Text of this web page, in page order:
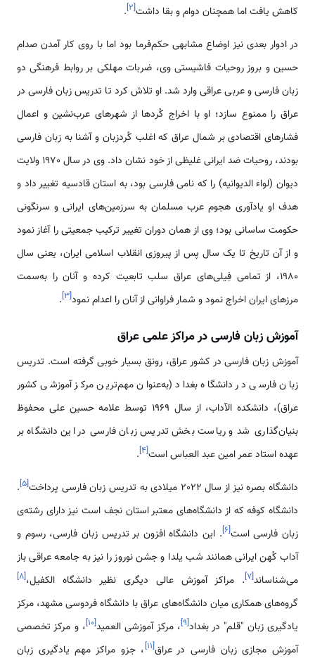
کاهش یافت اما همچنان دوام و بقا داشت[۲]
.
در ادوار بعدی نیز اوضاع مشابهی حکم‌فرما بود اما با روی کار آمدن صدام
حسین و بروز روحیات فاشیستی وی، ضربات مهلکی بر روابط فرهنگی دو
زبان فارسی و عربی عراقی وارد شد. او تلاش کرد تا تدریس زبان فارسی در
عراق را ممنوع سازد؛ او با اخراج کُردها از شهرهای عرب‌نشین و اعمال
فشارهای اقتصادی بر شمال عراق که اغلب کُردزبان و آشنا به زبان فارسی
بودند، روحیات ضد ایرانی غلیظی از خود نشان داد. وی در سال 1970 ولایت
دیوان (لواء الدیوانیه) را که نامی فارسی بود، به استان قادسیه تغییر داد و
هدف او یادآوری هجوم عرب مسلمان به سرزمین‌های ایرانی و سرنگونی
حکومت ساسانی بود؛ وی از همان دوران تغییر ترکیب جمعیتی را آغاز نمود
و از آن تاریخ تا یک سال پس از پیروزی انقلاب اسلامی ایران، یعنی سال
1980، از تمامی فِیلی‌های عراق سلب تابعیت کرده و آنان را به‌سمت
مرزهای ایران اخراج نمود و شمار فراوانی از آنان را اعدام نمود[۳]
.
آموزش زبان فارسی در مراکز علمی عراق
آموزش زبان فارسی در کشور عراق، رونق بسیار خوبی گرفته است. تدریس
زبان فارسی در دانشگاه بغداد (به‌عنوان مهم‌ترین مرکز آموزشی کشور
عراق)، دانشکده الآداب، از سال 1969 توسط علامه حسین علی محفوظ
بنیان‌گذاری شد و ریاست بخش تدریس زبان فارسی در این دانشگاه بر
عهده استاد عمر امین عبد العباس است[۴]
.
دانشگاه بصره نیز از سال 2022 میلادی به تدریس زبان فارسی پرداخت [۵]
.
دانشگاه کوفه که از دانشگاه‌های معتبر استان نجف است نیز دارای رشته‌ی
زبان فارسی است[۶]. این دانشگاه افزون بر تدریس زبان فارسی، رسوم و
آداب کُهن ایرانی همانند شب یلدا و جشن نوروز را نیز به جامعه عراقی باز
می‌شناساند[۷]. مراکز آموزش عالی دیگری نظیر دانشگاه الکفیل،[۸]
گروه‌های همکاری میان دانشگاه‌های عراق با دانشگاه فردوسی مشهد، مرکز
یادگیری زبان "قلم" در بغداد[۹]، مرکز آموزشی العمید[۱۰]، و مرکز تخصصی
آموزش مجازی زبان فارسی در عراق[۱۱]، جزو مراکز مهم یادگیری زبان